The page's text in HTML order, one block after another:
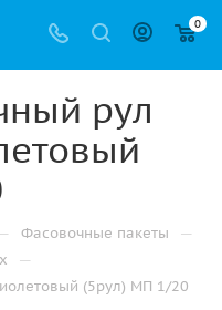
0
рул
Фасовочные пакеты —
—
(5рул) МП 1/20